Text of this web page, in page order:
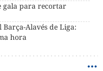
gala para recortar
Alavés de Liga:
hora